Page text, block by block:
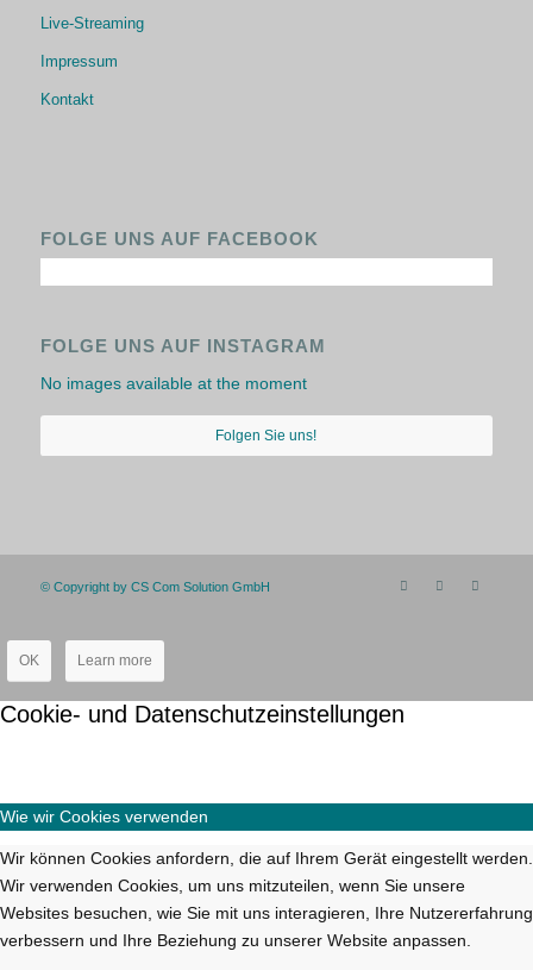
Live-Streaming
Impressum
Kontakt
FOLGE UNS AUF FACEBOOK
FOLGE UNS AUF INSTAGRAM
No images available at the moment
Folgen Sie uns!
© Copyright by CS Com Solution GmbH
OK Learn more
Cookie- und Datenschutzeinstellungen
Wie wir Cookies verwenden
Wir können Cookies anfordern, die auf Ihrem Gerät eingestellt werden.
Wir verwenden Cookies, um uns mitzuteilen, wenn Sie unsere
Websites besuchen, wie Sie mit uns interagieren, Ihre Nutzererfahrung
verbessern und Ihre Beziehung zu unserer Website anpassen.